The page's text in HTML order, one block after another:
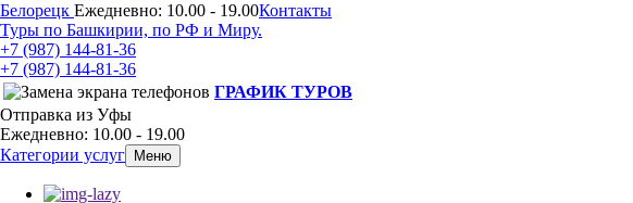
Белорецк Ежедневно: 10.00 - 19.00Контакты
Туры по Башкирии, по РФ и Миру.
+7 (987) 144-81-36
+7 (987) 144-81-36
ГРАФИК ТУРОВ
Отправка из Уфы
Ежедневно: 10.00 - 19.00
Категории услуг
Меню